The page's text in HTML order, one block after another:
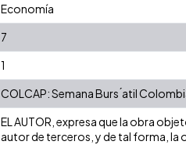
Economía
7
1
COLCAP: Semana Burs ́atil
EL AUTOR, expresa que la obra
autor de terceros, y de tal forma, la